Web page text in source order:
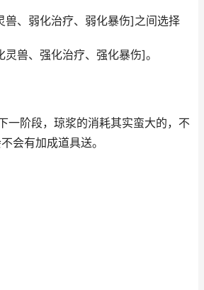
兽、弱化治疗、弱化暴伤]之间选择
兽、强化治疗、强化暴伤]。
一阶段，琼浆的消耗其实蛮大的，不
会有加成道具送。